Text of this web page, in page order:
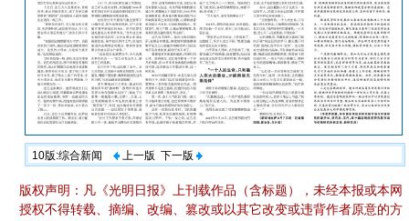
10版:综合新闻 上一版 下一版
版权声明：凡《光明日报》上刊载作品（含标题），未经本报或本网
授权不得转载、摘编、改编、篡改或以其它改变或违背作者原意的方